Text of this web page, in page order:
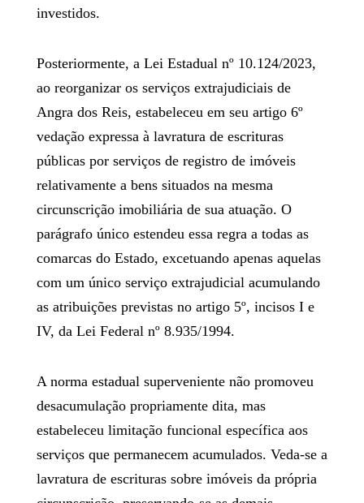
investidos.
Posteriormente, a Lei Estadual nº 10.124/2023,
ao reorganizar os serviços extrajudiciais de
Angra dos Reis, estabeleceu em seu artigo 6º
vedação expressa à lavratura de escrituras
públicas por serviços de registro de imóveis
relativamente a bens situados na mesma
circunscrição imobiliária de sua atuação. O
parágrafo único estendeu essa regra a todas as
comarcas do Estado, excetuando apenas aquelas
com um único serviço extrajudicial acumulando
as atribuições previstas no artigo 5º, incisos I e
IV, da Lei Federal nº 8.935/1994.
A norma estadual superveniente não promoveu
desacumulação propriamente dita, mas
estabeleceu limitação funcional específica aos
serviços que permanecem acumulados. Veda-se a
lavratura de escrituras sobre imóveis da própria